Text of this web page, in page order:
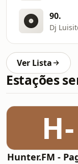
90.
Dj
Ver Lista
Estações
H-
Hunter.FM -